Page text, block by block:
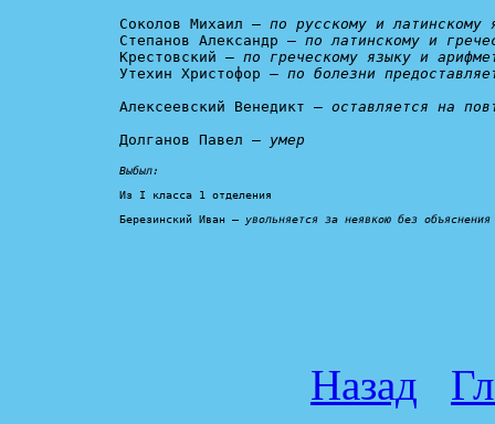
Соколов Михаил – по русскому и латинскому
Степанов Александр – по латинскому и
Крестовский – по греческому языку и
Утехин Христофор – по болезни
Алексеевский Венедикт – оставляется на
Долганов Павел – умер
Выбыл:
Из I класса 1 отделения
Березинский Иван – увольняется за неявкою без объяснения
Назад